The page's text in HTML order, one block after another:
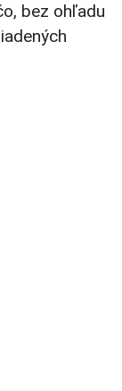
bez ohľadu